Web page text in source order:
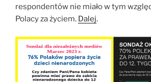
respondentów nie miało w tym
Polacy za życiem. Dalej.